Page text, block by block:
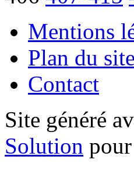
Mentions
Plan du site
Contact
Site généré
Solution